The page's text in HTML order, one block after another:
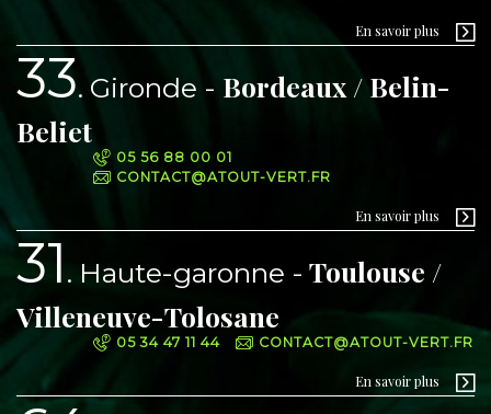
En savoir plus
33 Gironde
Bordeaux / Belin-
Beliet
05 56 88 00 01
CONTACT@ATOUT-VERT.FR
En savoir plus
31 Haute-garonne
Toulouse /
Villeneuve-Tolosane
05 34 47 11 44 CONTACT@ATOUT-VERT.FR
En savoir plus